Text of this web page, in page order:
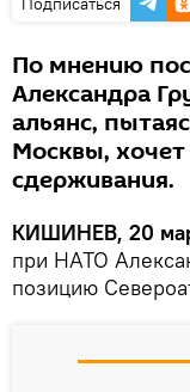
По мнению
Александра
альянс,
Москвы,
сдерживания.
КИШИНЕВ, 20
при НАТО
позицию